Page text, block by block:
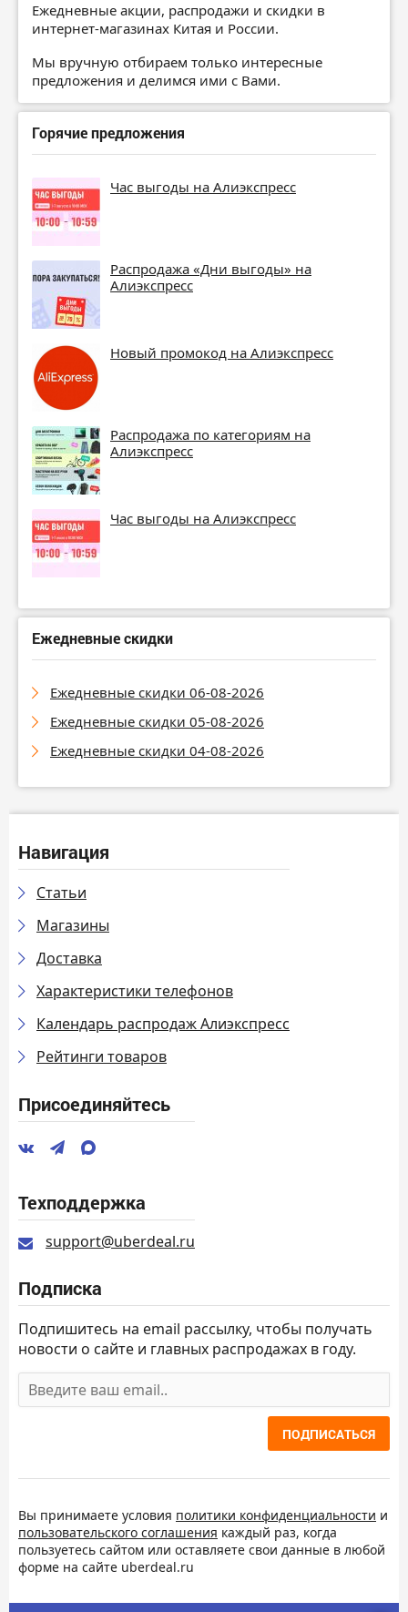
Ежедневные акции, распродажи и скидки в
интернет-магазинах Китая и России.
Мы вручную отбираем только интересные
предложения и делимся ими с Вами.
Горячие предложения
Час выгоды на Алиэкспресс
Распродажа «Дни выгоды» на
Алиэкспресс
Новый промокод на Алиэкспресс
Распродажа по категориям на
Алиэкспресс
Час выгоды на Алиэкспресс
Ежедневные скидки
Ежедневные скидки 06-08-2026
Ежедневные скидки 05-08-2026
Ежедневные скидки 04-08-2026
Навигация
Статьи
Магазины
Доставка
Характеристики телефонов
Календарь распродаж Алиэкспресс
Рейтинги товаров
Присоединяйтесь
Техподдержка
support@uberdeal.ru
Подписка
Подпишитесь на email рассылку, чтобы получать
новости о сайте и главных распродажах в году.
ПОДПИСАТЬСЯ
Вы принимаете условия политики конфиденциальности и
пользовательского соглашения каждый раз, когда
пользуетесь сайтом или оставляете свои данные в любой
форме на сайте uberdeal.ru